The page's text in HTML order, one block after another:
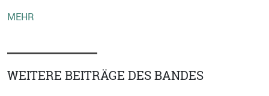
MEHR
WEITERE BEITRÄGE DES BANDES